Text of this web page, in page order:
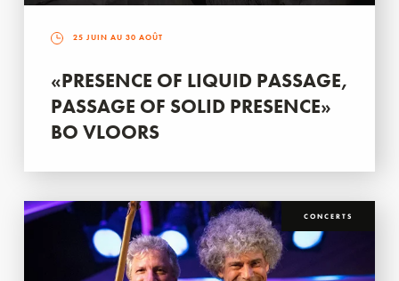
25 JUIN AU 30 AOÛT
«PRESENCE OF LIQUID PASSAGE,
PASSAGE OF SOLID PRESENCE»
BO VLOORS
CONCERTS